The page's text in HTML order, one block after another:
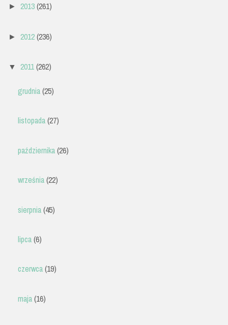
► 2013(261)
► 2012(236)
▼ 2011(262)
grudnia(25)
listopada(27)
października(26)
września(22)
sierpnia(45)
lipca(6)
czerwca(19)
maja(16)